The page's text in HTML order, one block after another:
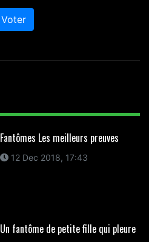
Voter
Fantômes Les meilleurs preuves
12 Dec 2018, 17:43
Un fantôme de petite fille qui pleure